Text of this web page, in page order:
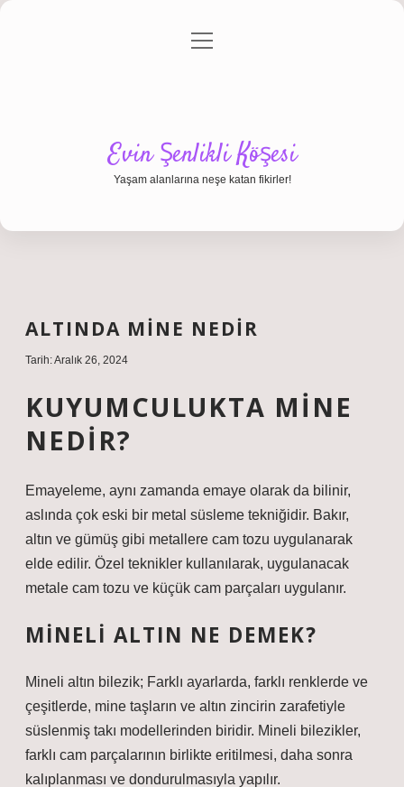
Gizlilik Politikası
menüyü
Evin Şenlikli Köşesi
Yaşam alanlarına neşe katan fikirler!
ALTINDA MINE NEDIR
Tarih: Aralık 26, 2024
KUYUMCULUKTA MINE
NEDIR?
Emayeleme, aynı zamanda emaye olarak da bilinir,
aslında çok eski bir metal süsleme tekniğidir. Bakır,
altın ve gümüş gibi metallere cam tozu uygulanarak
elde edilir. Özel teknikler kullanılarak, uygulanacak
metale cam tozu ve küçük cam parçaları uygulanır.
MINELI ALTIN NE DEMEK?
Mineli altın bilezik; Farklı ayarlarda, farklı renklerde ve
çeşitlerde, mine taşların ve altın zincirin zarafetiyle
süslenmiş takı modellerinden biridir. Mineli bilezikler,
farklı cam parçalarının birlikte eritilmesi, daha sonra
kalıplanması ve dondurulmasıyla yapılır.